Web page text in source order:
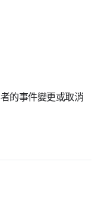
的事件變更或取消